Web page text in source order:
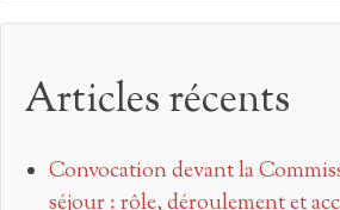
Articles récents
Convocation devant la